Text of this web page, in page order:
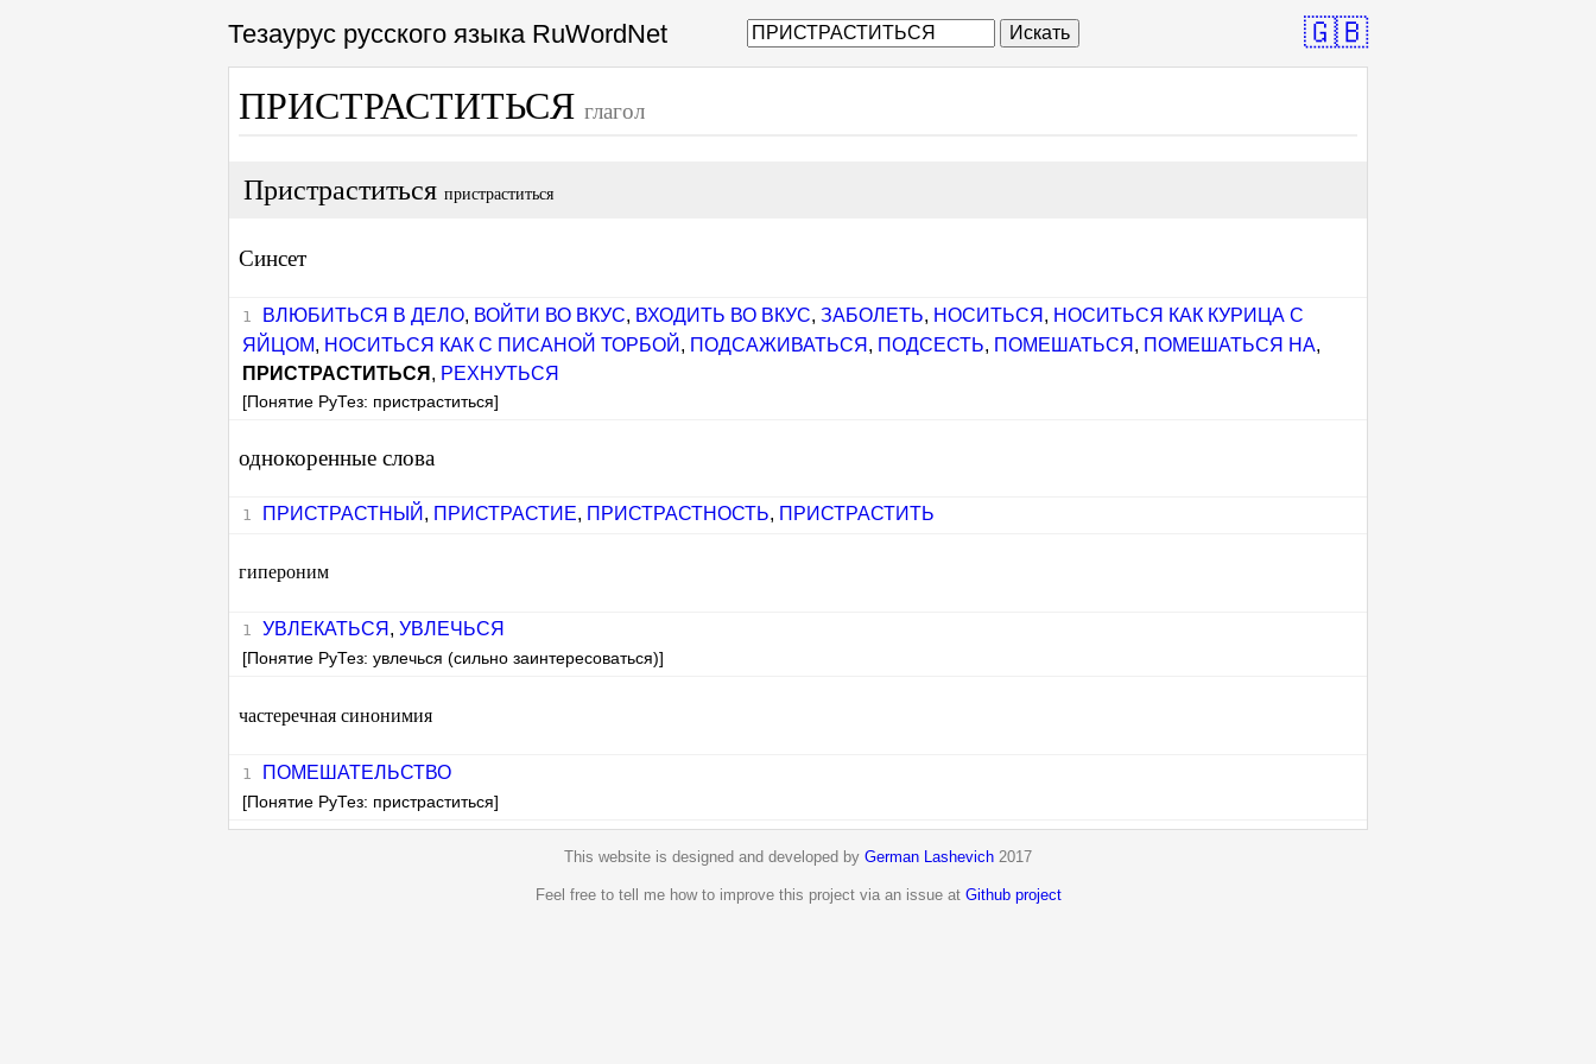
Тезаурус русского языка RuWordNet Искать 🇬🇧
ПРИСТРАСТИТЬСЯ глагол
Пристраститься пристраститься
Синсет
ВЛЮБИТЬСЯ В ДЕЛО, ВОЙТИ ВО ВКУС, ВХОДИТЬ ВО ВКУС, ЗАБОЛЕТЬ, НОСИТЬСЯ , НОСИТЬСЯ КАК КУРИЦА С
ЯЙЦОМ, НОСИТЬСЯ КАК С ПИСАНОЙ ТОРБОЙ , ПОДСАЖИВАТЬСЯ , ПОДСЕСТЬ, ПОМЕШАТЬСЯ , ПОМЕШАТЬСЯ НА,
ПРИСТРАСТИТЬСЯ , РЕХНУТЬСЯ
[Понятие РуТез: пристраститься]
однокоренные слова
ПРИСТРАСТНЫЙ , ПРИСТРАСТИЕ, ПРИСТРАСТНОСТЬ, ПРИСТРАСТИТЬ
гипероним
УВЛЕКАТЬСЯ , УВЛЕЧЬСЯ
[Понятие РуТез: увлечься (сильно заинтересоваться)]
частеречная синонимия
ПОМЕШАТЕЛЬСТВО
[Понятие РуТез: пристраститься]
This website is designed and developed by German Lashevich 2017
Feel free to tell me how to improve this project via an issue at Github project